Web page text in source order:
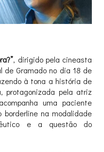
, dirigido pela cineasta
de Gramado no dia 18 de
à tona a história de
protagonizada pela atriz
uma paciente
na modalidade
e a questão do